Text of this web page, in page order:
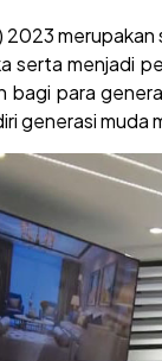
2023
serta menjadi
bagi para
generasi